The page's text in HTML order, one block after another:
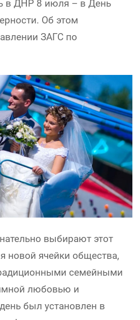
в ДНР 8 июля – в День
Об этом
ЗАГС по
выбирают этот
новой ячейки общества,
семейными
любовью и
был установлен в